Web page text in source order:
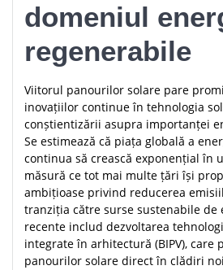
domeniul
regenerabile
Viitorul panourilor solare pare
inovațiilor continue în tehnologia
conștientizării asupra importanței
Se estimează că piața globală a
continua să crească exponențial în
măsură ce tot mai multe țări își
ambițioase privind reducerea
tranziția către surse sustenabile de
recente includ dezvoltarea
integrate în arhitectură (BIPV), care
panourilor solare direct în clădiri